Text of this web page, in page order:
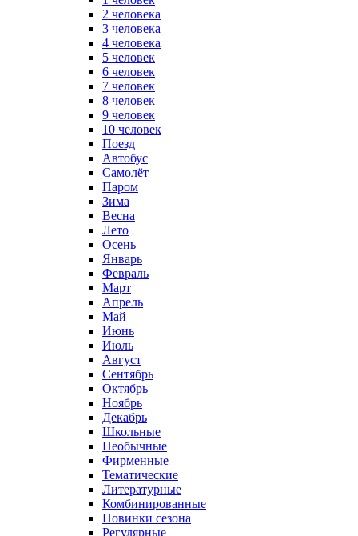
2 человека
3 человека
4 человека
5 человек
6 человек
7 человек
8 человек
9 человек
10 человек
Поезд
Автобус
Самолёт
Паром
Зима
Весна
Лето
Осень
Январь
Февраль
Март
Апрель
Май
Июнь
Июль
Август
Сентябрь
Октябрь
Ноябрь
Декабрь
Школьные
Необычные
Фирменные
Тематические
Литературные
Комбинированные
Новинки сезона
Регулярные